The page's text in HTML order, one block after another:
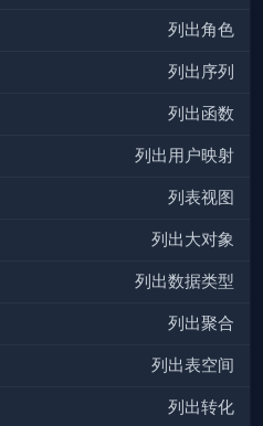
列出角色
列出序列
列出函数
列出用户映射
列表视图
列出大对象
列出数据类型
列出聚合
列出表空间
列出转化